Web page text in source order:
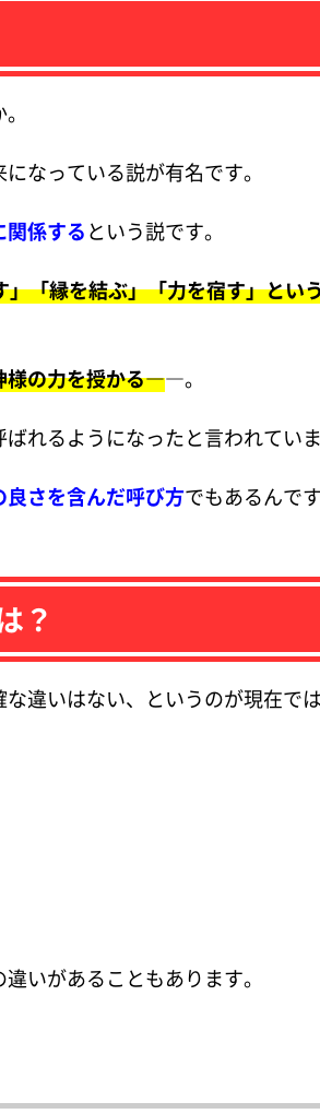
なっている説が有名です。
関係するという説です。
「縁を結ぶ」「力を宿す」とい
様の力を授かる――。
れるようになったと言われていま
さを含んだ呼び方でもあるんです
？
な違いはない、というのが現在で
いがあることもあります。